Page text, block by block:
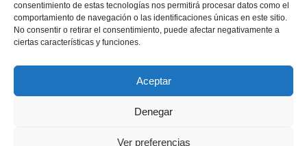
consentimiento de estas tecnologías nos permitirá procesar datos como el
comportamiento de navegación o las identificaciones únicas en este sitio.
No consentir o retirar el consentimiento, puede afectar negativamente a
ciertas características y funciones.
Aceptar
Denegar
Ver preferencias
La #PasquaSalesiana 2022
inicia el seu camí de
preparació
Tindran lloc durant el mes d’abril.